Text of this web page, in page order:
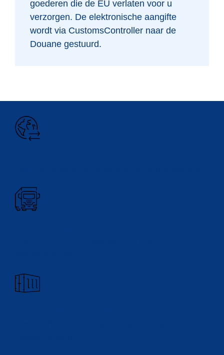
goederen die de EU verlaten voor u
verzorgen. De elektronische aangifte
wordt via CustomsController naar de
Douane gestuurd.